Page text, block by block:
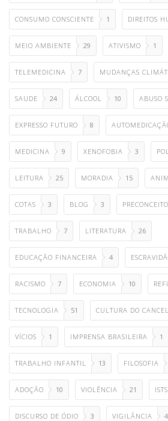
CONSUMO CONSCIENTE 1 DIREITOS
MEIO AMBIENTE 29 ATIVISMO 1
TELEMEDICINA 7 MUDANÇAS
SAUDE 24 ÁLCOOL 10 ABUSO
EXPRESSO FUTURO 8
MEDICINA 9 XENOFOBIA 3
LEITURA 25 MORADIA 15
COTAS 3 BLOG 3 PRECONCEITO
TRABALHO 7 LITERATURA 26
EDUCAÇÃO FINANCEIRA 4
RACISMO 7 ECONOMIA 10
TECNOLOGIA 51 CULTURA DO
VÍCIOS 1 IMPRENSA BRASILEIRA 1
TRABALHO INFANTIL 13 FILOSOFIA
ADOÇÃO 10 VIOLÊNCIA 21 ISTS
DISCURSO DE ÓDIO 3 VIGILÂNCIA 4